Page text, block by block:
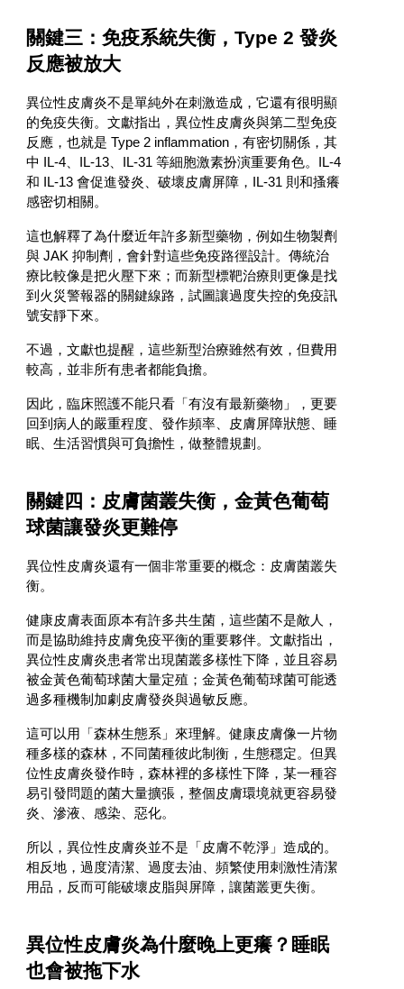
關鍵三：免疫系統失衡，Type 2 發炎
反應被放大
異位性皮膚炎不是單純外在刺激造成，它還有很明顯
的免疫失衡。文獻指出，異位性皮膚炎與第二型免疫
反應，也就是 Type 2 inflammation，有密切關係，其
中 IL-4、IL-13、IL-31 等細胞激素扮演重要角色。IL-4
和 IL-13 會促進發炎、破壞皮膚屏障，IL-31 則和搔癢
感密切相關。
這也解釋了為什麼近年許多新型藥物，例如生物製劑
與 JAK 抑制劑，會針對這些免疫路徑設計。傳統治
療比較像是把火壓下來；而新型標靶治療則更像是找
到火災警報器的關鍵線路，試圖讓過度失控的免疫訊
號安靜下來。
不過，文獻也提醒，這些新型治療雖然有效，但費用
較高，並非所有患者都能負擔。
因此，臨床照護不能只看「有沒有最新藥物」，更要
回到病人的嚴重程度、發作頻率、皮膚屏障狀態、睡
眠、生活習慣與可負擔性，做整體規劃。
關鍵四：皮膚菌叢失衡，金黃色葡萄
球菌讓發炎更難停
異位性皮膚炎還有一個非常重要的概念：皮膚菌叢失
衡。
健康皮膚表面原本有許多共生菌，這些菌不是敵人，
而是協助維持皮膚免疫平衡的重要夥伴。文獻指出，
異位性皮膚炎患者常出現菌叢多樣性下降，並且容易
被金黃色葡萄球菌大量定殖；金黃色葡萄球菌可能透
過多種機制加劇皮膚發炎與過敏反應。
這可以用「森林生態系」來理解。健康皮膚像一片物
種多樣的森林，不同菌種彼此制衡，生態穩定。但異
位性皮膚炎發作時，森林裡的多樣性下降，某一種容
易引發問題的菌大量擴張，整個皮膚環境就更容易發
炎、滲液、感染、惡化。
所以，異位性皮膚炎並不是「皮膚不乾淨」造成的。
相反地，過度清潔、過度去油、頻繁使用刺激性清潔
用品，反而可能破壞皮脂與屏障，讓菌叢更失衡。
異位性皮膚炎為什麼晚上更癢？睡眠
也會被拖下水